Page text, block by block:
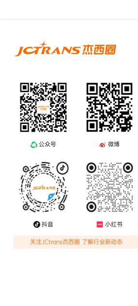
公众号 微博
抖音 小红书
关注JCtrans杰西圈 了解行业新动态